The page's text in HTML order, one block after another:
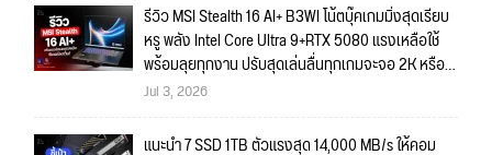
รีวิว MSI Stealth 16 AI+ B3WI โน้ตบุ๊คเกมมิ่งสุดเรียบ
หรู พลัง Intel Core Ultra 9+RTX 5080 แรงเหลือใช้
พร้อมลุยทุกงาน ปรับสุดเล่นลื่นทุกเกมจะจอ 2K หรือ
4K ก็สบายมาก!!
Jul 3, 2026
แนะนำ 7 SSD 1TB ตัวแรงสุด 14,000 MB/s ให้คอม